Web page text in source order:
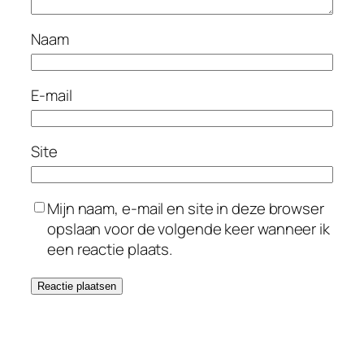
Naam
E-mail
Site
Mijn naam, e-mail en site in deze browser
opslaan voor de volgende keer wanneer ik
een reactie plaats.